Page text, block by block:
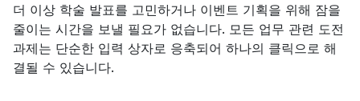
더 이상 학술 발표를 고민하거나 이벤트 기획을 위해 잠을
줄이는 시간을 보낼 필요가 없습니다. 모든 업무 관련 도전
과제는 단순한 입력 상자로 응축되어 하나의 클릭으로 해
결될 수 있습니다.